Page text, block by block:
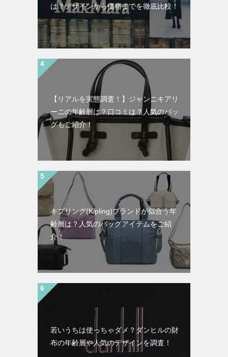
は？デザインから価格までを徹底比較！
【リアルを実態調査！】ジャンニキアリ
ーニの年齢層は？口コミは？人気のバッ
グもご紹介！
キプリング(Kipling)ブランドが似合う年
齢層は？人気のバッグアイテムをご紹
介！
若いうちは使っちゃダメ？ダンヒルの財
布の年齢層や人気のデザインを調査！